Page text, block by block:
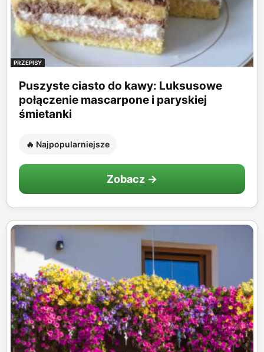
PRZEPISY
Puszyste ciasto do kawy: Luksusowe
połączenie mascarpone i paryskiej
śmietanki
🔥 Najpopularniejsze
Zobacz →